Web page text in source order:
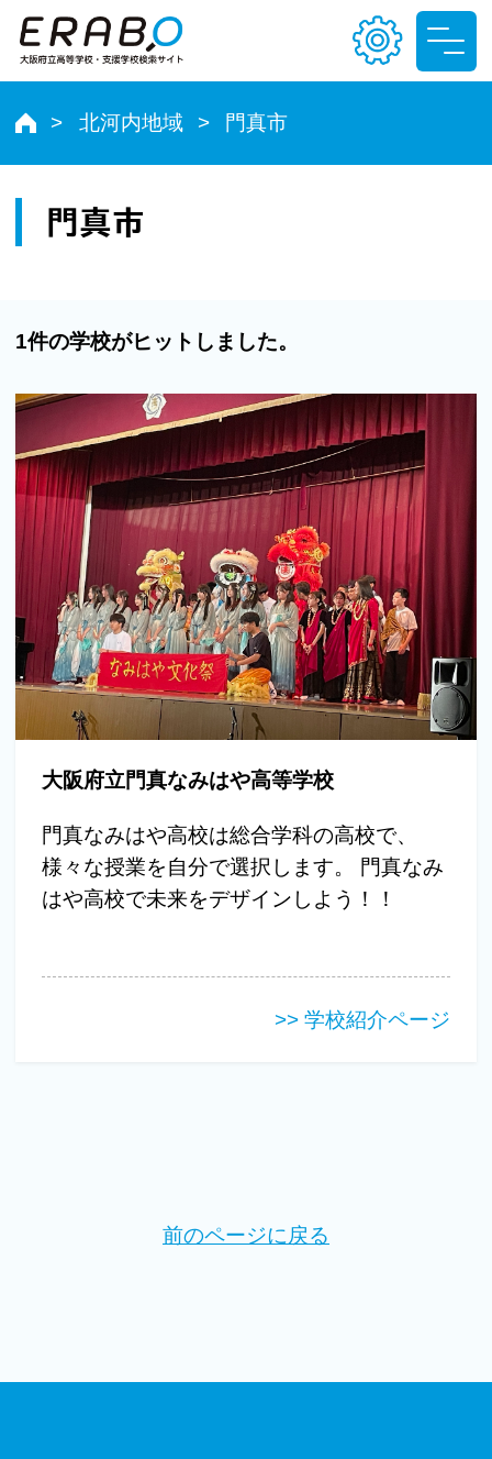
文字サイズ
小 中
北河内地域 門真市
門真市
1件の学校がヒットしました。
大阪府立門真なみはや高等学校
門真なみはや高校は総合学科の高校で、
様々な授業を自分で選択します。 門真なみ
はや高校で未来をデザインしよう！！
>> 学校紹介ページ
前のページに戻る